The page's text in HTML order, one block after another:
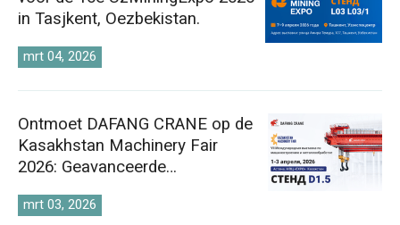
in Tasjkent, Oezbekistan.
mrt 04, 2026
Ontmoet DAFANG CRANE op de
Kasakhstan Machinery Fair
2026: Geavanceerde
hijstechnologieën die Centraal-
Azië vooruithelpen.
mrt 03, 2026